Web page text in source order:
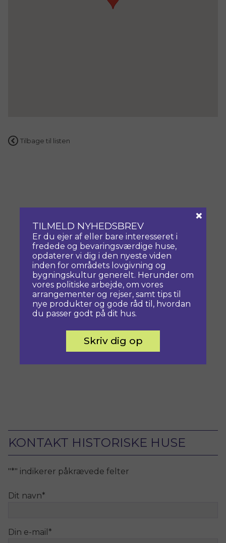
Tilbage til listen
KONTAKT HISTORISKE HUSE
"*" indikerer påkrævede felter
Dit navn*
Din e-mail *
TILMELD NYHEDSBREV
Er du ejer af eller bare interesseret i
fredede og bevaringsværdige huse,
opdaterer vi dig i den nyeste viden
inden for områdets lovgivning og
bygningskultur generelt. Herunder om
vores politiske arbejde, om vores
arrangementer og rejser, samt tips til
nye produkter og gode råd til, hvordan
du passer godt på dit hus.
Skriv dig op
×